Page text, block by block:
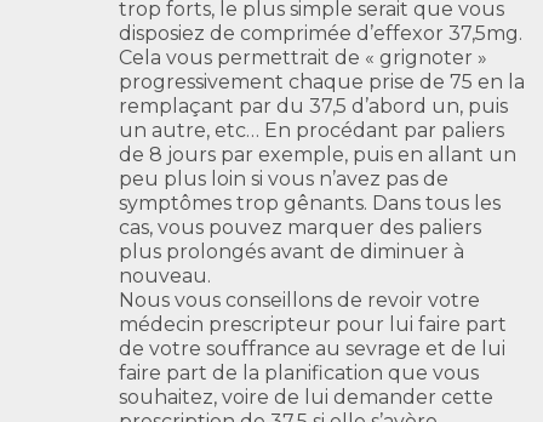
trop forts, le plus simple serait que vous
disposiez de comprimée d’effexor 37,5mg.
Cela vous permettrait de « grignoter »
progressivement chaque prise de 75 en la
remplaçant par du 37,5 d’abord un, puis
un autre, etc… En procédant par paliers
de 8 jours par exemple, puis en allant un
peu plus loin si vous n’avez pas de
symptômes trop gênants. Dans tous les
cas, vous pouvez marquer des paliers
plus prolongés avant de diminuer à
nouveau.
Nous vous conseillons de revoir votre
médecin prescripteur pour lui faire part
de votre souffrance au sevrage et de lui
faire part de la planification que vous
souhaitez, voire de lui demander cette